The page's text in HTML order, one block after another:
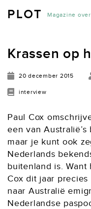
PLOT Magazine
Krassen op
20 december 2015
interview
Paul Cox
een van
maar je kunt ook
Nederlands
buitenland is.
Cox dit jaar
naar Australië
Nederlandse